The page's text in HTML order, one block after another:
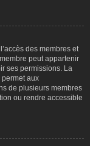
des membres et
peut appartenir
ses permissions. La
aux
de plusieurs membres
ou rendre accessible